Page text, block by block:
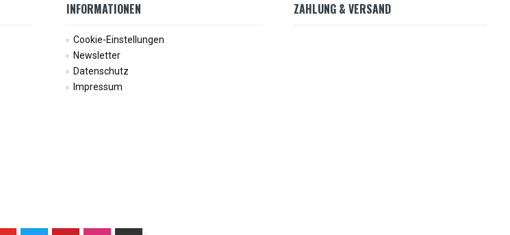
INFORMATIONEN
Cookie-Einstellungen
Newsletter
Datenschutz
Impressum
ZAHLUNG & VERSAND